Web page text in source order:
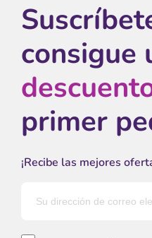
consigue
primer
¡Recibe las mejores